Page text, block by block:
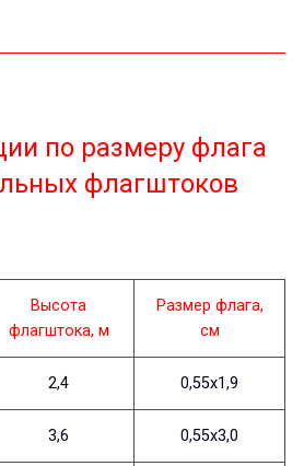
по размеру флага
флагштоков
Высота
флагштока, м
Размер флага,
см
2,4 0,55х1,9
3,6 0,55х3,0